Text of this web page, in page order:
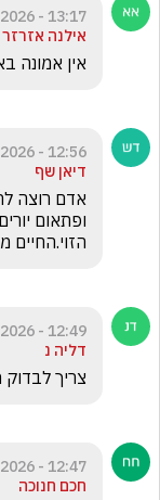
13:17 - 07.06.2026
אילנה אזרזר
אין אמונה
12:56 - 07.06.2026
דיאן שף
הזוי.החיים
12:49 - 07.06.2026
דליה נ
צריך
12:47 - 07.06.2026
חכם חנוכה